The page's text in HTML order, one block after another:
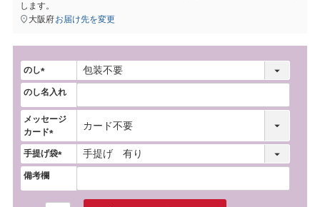
します。
大阪府お届け先を変更
のし
(
必
須
)
のし名入れ
メッセージ
カード
(
必
須
手提げ袋
(
備考欄